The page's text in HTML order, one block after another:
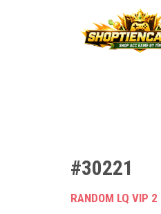
#30221
RANDOM LQ VIP 2